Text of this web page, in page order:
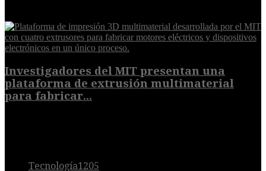
Investigadores del MIT presentan una
plataforma de extrusión multimaterial
para fabricar...
Tecnología1205